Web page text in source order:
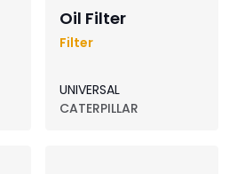
Oil Filter
Filter
UNIVERSAL
CATERPILLAR